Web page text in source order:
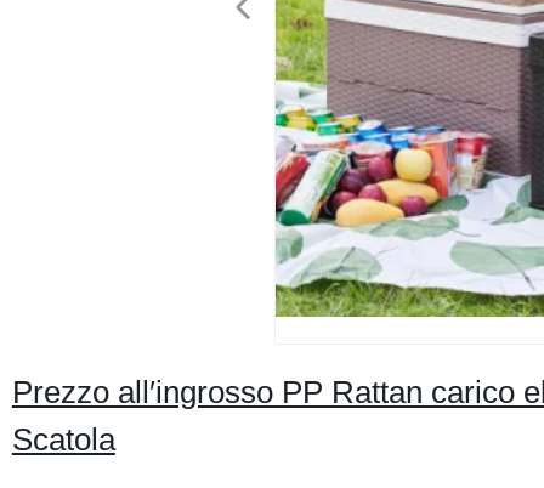
Prezzo all′ingrosso PP Rattan carico
Scatola